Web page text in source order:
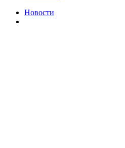
Новости